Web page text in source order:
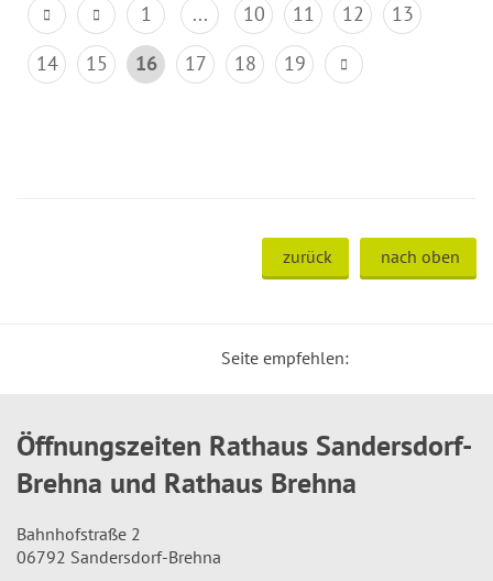
1 ... 10 11 12
13
14
15 16 17 18 19
zurück nach oben
Seite empfehlen:
Öffnungszeiten Rathaus Sandersdorf-
Brehna und Rathaus Brehna
Bahnhofstraße 2
06792 Sandersdorf-Brehna